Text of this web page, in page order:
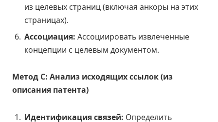
из целевых страниц (включая анкоры на этих
страницах).
Ассоциация: Ассоциировать извлеченные
концепции с целевым документом.
Метод C: Анализ исходящих ссылок (из
описания патента)
Идентификация связей: Определить